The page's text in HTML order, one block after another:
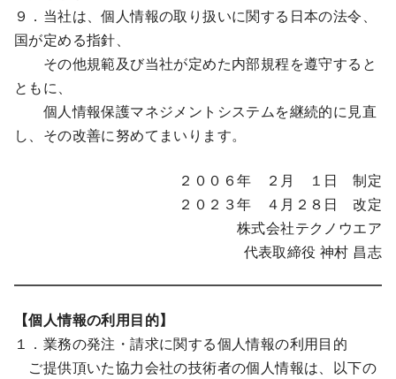
９．当社は、個人情報の取り扱いに関する日本の法令、
国が定める指針、
その他規範及び当社が定めた内部規程を遵守すると
ともに、
個人情報保護マネジメントシステムを継続的に見直
し、その改善に努めてまいります。
２００６年 ２月 １日 制定
２０２３年 ４月２８日 改定
株式会社テクノウエア
代表取締役 神村 昌志
【個人情報の利用目的】
１．業務の発注・請求に関する個人情報の利用目的
ご提供頂いた協力会社の技術者の個人情報は、以下の